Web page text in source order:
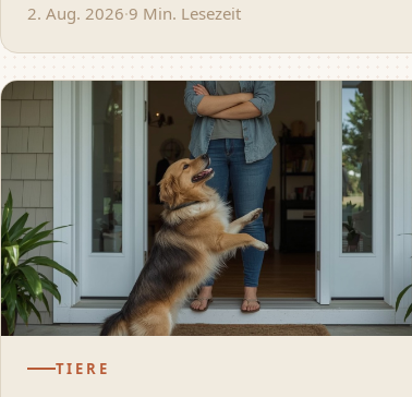
2. Aug. 2026·9 Min. Lesezeit
TIERE